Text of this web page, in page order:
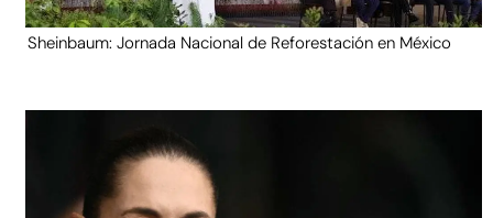
Sheinbaum: Jornada Nacional de Reforestación en México